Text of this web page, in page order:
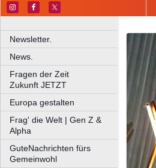
Newsletter.
News.
Fragen der Zeit
Zukunft JETZT
Europa gestalten
Frag' die Welt | Gen Z &
Alpha
GuteNachrichten fürs
Gemeinwohl